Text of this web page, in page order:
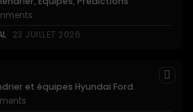
23 JUILLET 2026
et équipes Hyundai Ford